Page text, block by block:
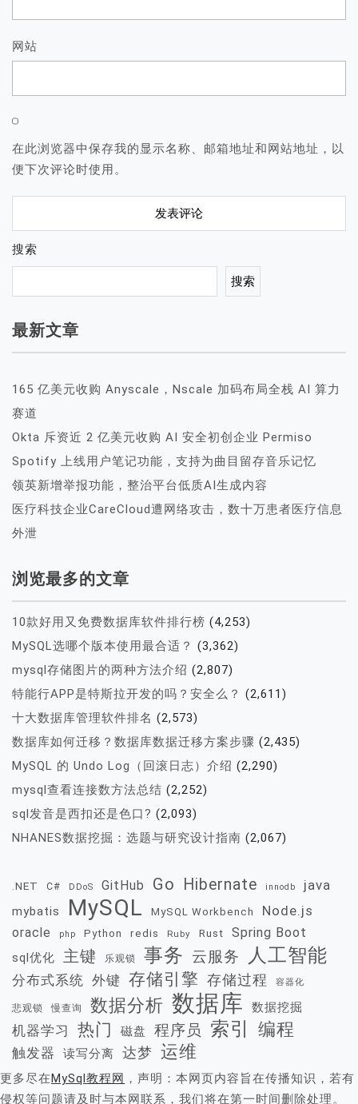
网站
在此浏览器中保存我的显示名称、邮箱地址和网站地址，以
便下次评论时使用。
搜索
搜索
最新文章
165 亿美元收购 Anyscale，Nscale 加码布局全栈 AI 算力
赛道
Okta 斥资近 2 亿美元收购 AI 安全初创企业 Permiso
Spotify 上线用户笔记功能，支持为曲目留存音乐记忆
领英新增举报功能，整治平台低质AI生成内容
医疗科技企业CareCloud遭网络攻击，数十万患者医疗信息
外泄
浏览最多的文章
10款好用又免费数据库软件排行榜 (4,253)
MySQL选哪个版本使用最合适？ (3,362)
mysql存储图片的两种方法介绍 (2,807)
特能行APP是特斯拉开发的吗？安全么？ (2,611)
十大数据库管理软件排名 (2,573)
数据库如何迁移？数据库数据迁移方案步骤 (2,435)
MySQL 的 Undo Log（回滚日志）介绍 (2,290)
mysql查看连接数方法总结 (2,252)
sql发音是西扣还是色口? (2,093)
NHANES数据挖掘：选题与研究设计指南 (2,067)
.NET C# DDoS GitHub Go Hibernate innodb java
mybatis MySQL MySQL Workbench Node.js
oracle php Python redis Ruby Rust Spring Boot
sql优化 主键 乐观锁 事务 云服务 人工智能
分布式系统 外键 存储引擎 存储过程 容器化
悲观锁 慢查询 数据分析 数据库 数据挖掘
机器学习 热门 磁盘 程序员 索引 编程
触发器 读写分离 达梦 运维
更多尽在MySql教程网 ，声明：本网页内容旨在传播知识，若有
侵权等问题请及时与本网联系，我们将在第一时间删除处理。